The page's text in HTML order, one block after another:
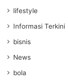
lifestyle
Informasi Terkini
bisnis
News
bola